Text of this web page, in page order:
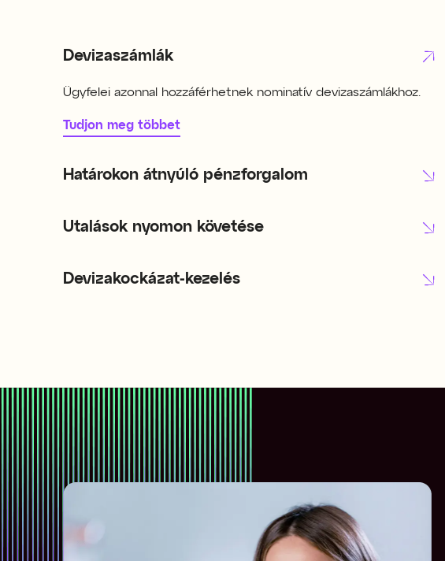
Devizaszámlák
Ügyfelei azonnal hozzáférhetnek nominatív devizaszámlákhoz.
Tudjon meg többet
Határokon átnyúló pénzforgalom
Utalások nyomon követése
Devizakockázat-kezelés